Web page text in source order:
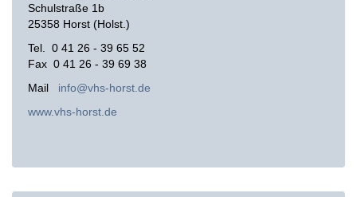
Schulstraße 1b
25358 Horst (Holst.)
Tel. 0 41 26 - 39 65 52
Fax 0 41 26 - 39 69 38
Mail info@vhs-horst.de
www.vhs-horst.de